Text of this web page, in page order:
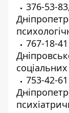
376-53-83
767-18-41
соціальних
753-42-61